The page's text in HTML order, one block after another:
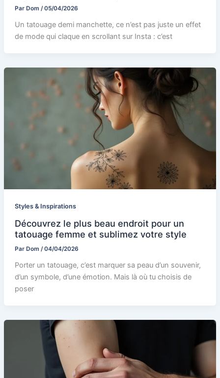
Par Dom /05/04/2026
Un tatouage demi manchette, ce n’est pas juste un effet
de mode qui claque en scrollant sur Insta : c’est
Styles & Inspirations
Découvrez le plus beau endroit pour un
tatouage femme et sublimez votre style
Par Dom /04/04/2026
Porter un tatouage, c’est marquer sa peau d’un souvenir,
d’un symbole, d’une émotion. Mais là où tu choisis de
poser